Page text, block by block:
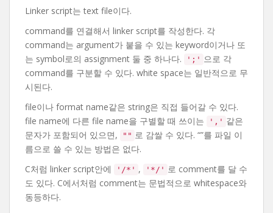
Linker script는 text file이다.
command를 연결해서 linker script를 작성한다. 각
command는 argument가 붙을 수 있는 keyword이거나 또
는 symbol로의 assignment 둘 중 하나다.
';' 으로 각
command를 구분할 수 있다. white space는 일반적으로 무
시된다.
file이나 format name같은 string은 직접 들어갈 수 있다.
file name에 다른 file name을 구별할 때 쓰이는
',' 같은
문자가 포함되어 있으면,
"" 로 감쌀 수 있다. “”를 파일 이
름으로 쓸 수 있는 방법은 없다.
C처럼 linker script안에
'/*' , '*/' 로 comment를 달 수
도 있다. C에서처럼 comment는 문법적으로 whitespace와
동등하다.